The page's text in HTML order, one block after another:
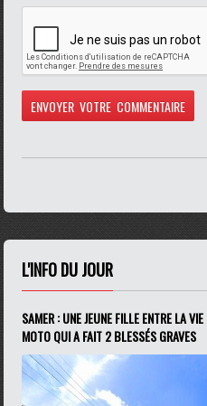
L'INFO DU JOUR
SAMER : UNE JEUNE FILLE ENTRE LA
MOTO QUI A FAIT 2 BLESSÉS GRAVES